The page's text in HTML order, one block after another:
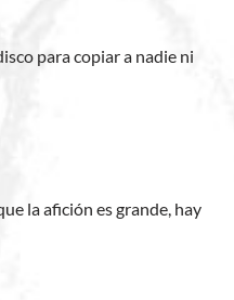
para copiar a nadie ni
la afición es grande, hay